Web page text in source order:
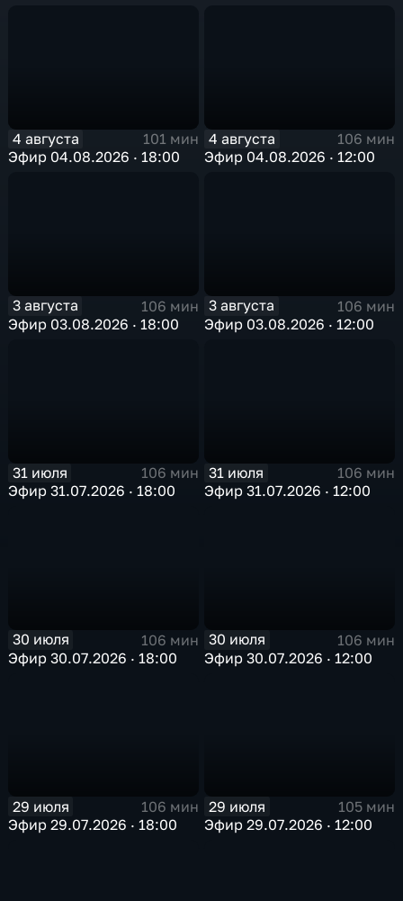
4 августа
101 мин
Эфир 04.08.2026 · 18:00
4 августа
106 мин
Эфир 04.08.2026 · 12:00
3 августа
106 мин
Эфир 03.08.2026 · 18:00
3 августа
106 мин
Эфир 03.08.2026 · 12:00
31 июля
106 мин
Эфир 31.07.2026 · 18:00
31 июля
106 мин
Эфир 31.07.2026 · 12:00
30 июля
106 мин
Эфир 30.07.2026 · 18:00
30 июля
106 мин
Эфир 30.07.2026 · 12:00
29 июля
106 мин
Эфир 29.07.2026 · 18:00
29 июля
105 мин
Эфир 29.07.2026 · 12:00